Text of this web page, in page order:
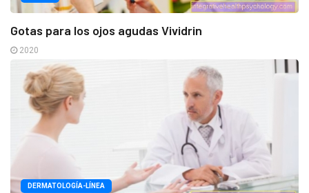
Gotas para los ojos agudas Vividrin
2020
DERMATOLOGÍA-LÍNEA